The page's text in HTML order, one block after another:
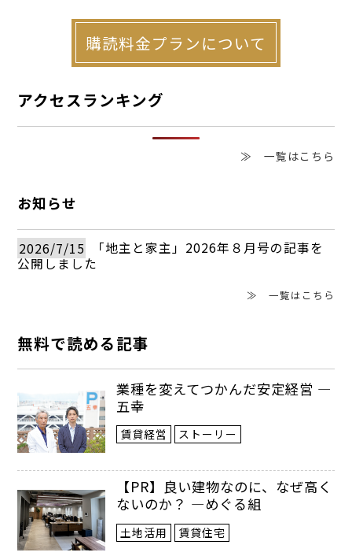
観
「近年、各種設備の充実だけでは差別化
を図ることが難しいと思っていました。そ
うした中、物件にアートを取り入れるとい
同物件はワンルームと１Ｋから成る全９
戸の木造３階建ての単身者向けアパート。
ABONDANCE（アボンダンス:東京都新宿
区）の西村有紀子社長だ。西村社長はアパ
レルデザインのほか、有名ホテルのロビー
にも作品を展示するなどアーティストとし
て幅広く活躍している。赤井オーナーが物
件の「面白さ」を模索していた中、出会っ
購読料金プランについて
アクセスランキング
≫ 一覧はこちら
お知らせ
2026/7/15
「地主と家主」2026年８月号の記事を
公開しました
≫ 一覧はこちら
無料で読める記事
業種を変えてつかんだ安定経営 ―
五幸
賃貸経営 ストーリー
【PR】良い建物なのに、なぜ高く
ないのか？ ―めぐる組
土地活用 賃貸住宅